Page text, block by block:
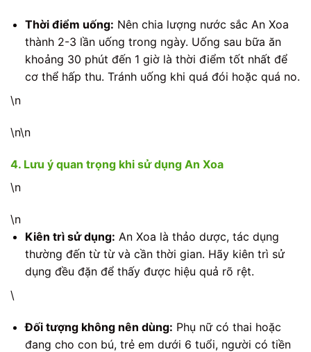
Thời điểm uống: Nên chia lượng nước sắc An Xoa
thành 2-3 lần uống trong ngày. Uống sau bữa ăn
khoảng 30 phút đến 1 giờ là thời điểm tốt nhất để
cơ thể hấp thu. Tránh uống khi quá đói hoặc quá no.
\n
\n\n
4. Lưu ý quan trọng khi sử dụng An Xoa
\n
\n
Kiên trì sử dụng: An Xoa là thảo dược, tác dụng
thường đến từ từ và cần thời gian. Hãy kiên trì sử
dụng đều đặn để thấy được hiệu quả rõ rệt.
\
Đối tượng không nên dùng: Phụ nữ có thai hoặc
đang cho con bú, trẻ em dưới 6 tuổi, người có tiền